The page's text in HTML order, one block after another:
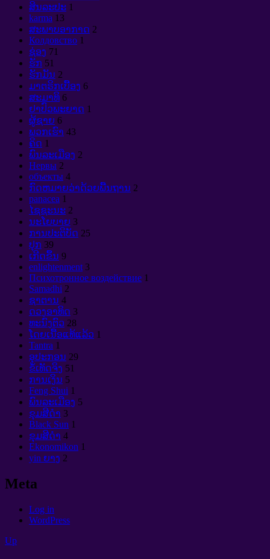
ສິນລະປະ 1
karma 13
ສະພາບອາກາດ 2
Колдовство 1
ຊ່ອງ 71
ຮັກ 51
ຮັກມັນ 2
ມາຕຣິກເບື້ອງ 6
ສະມາທິ 6
ຢາປົວພະຍາດ 1
ຜູ້ຊາຍ 6
ພວກເຮົາ 43
ຄິດ 1
ພົນລະເມືອງ 2
Нервы 2
объекты 4
ກົດຫມາຍວ່າດ້ວຍພື້ນຖານ 2
panacea 1
ໄຊຊະນະ 2
ນະໂຍບາຍ 3
ການປະຕິບັດ 25
ປຸກ 39
ເກີດຂຶ້ນ 9
enlightenment 3
Психотронное воздействие 1
Samadhi 2
ຊາຕານ 4
ດວງອາທິດ 3
ທະນົງຕົວ 28
ໂດຍເນື້ອແທ້ແລ້ວ 1
Tantra 1
ອຸປະກອນ 29
ຂໍ້ເທັດຈິງ 51
ການເງິນ 5
Feng Shui 1
ພົນລະເມືອງ 5
ຂຸມສີດໍາ 3
Black Sun 1
ຂຸມສີດໍາ 4
Ekonomikon 1
yin ຍາງ 2
Meta
Log in
WordPress
Up